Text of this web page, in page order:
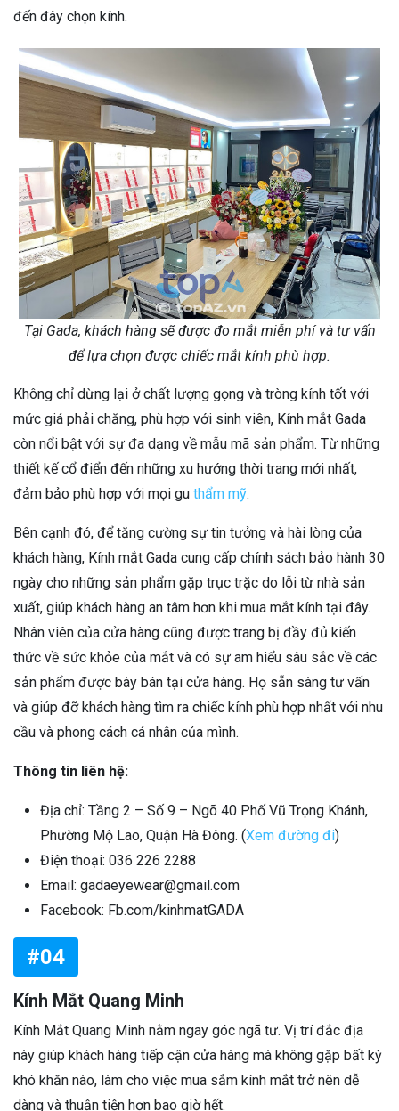
đến đây chọn kính.
Tại Gada, khách hàng sẽ được đo mắt miễn phí và tư vấn
để lựa chọn được chiếc mắt kính phù hợp.
Không chỉ dừng lại ở chất lượng gọng và tròng kính tốt với
mức giá phải chăng, phù hợp với sinh viên, Kính mắt Gada
còn nổi bật với sự đa dạng về mẫu mã sản phẩm. Từ những
thiết kế cổ điển đến những xu hướng thời trang mới nhất,
đảm bảo phù hợp với mọi gu thẩm mỹ.
Bên cạnh đó, để tăng cường sự tin tưởng và hài lòng của
khách hàng, Kính mắt Gada cung cấp chính sách bảo hành 30
ngày cho những sản phẩm gặp trục trặc do lỗi từ nhà sản
xuất, giúp khách hàng an tâm hơn khi mua mắt kính tại đây.
Nhân viên của cửa hàng cũng được trang bị đầy đủ kiến
thức về sức khỏe của mắt và có sự am hiểu sâu sắc về các
sản phẩm được bày bán tại cửa hàng. Họ sẵn sàng tư vấn
và giúp đỡ khách hàng tìm ra chiếc kính phù hợp nhất với nhu
cầu và phong cách cá nhân của mình.
Thông tin liên hệ:
Địa chỉ: Tầng 2 – Số 9 – Ngõ 40 Phố Vũ Trọng Khánh,
Phường Mộ Lao, Quận Hà Đông. (Xem đường đi)
Điện thoại: 036 226 2288
Email: gadaeyewear@gmail.com
Facebook: Fb.com/kinhmatGADA
#04
Kính Mắt Quang Minh
Kính Mắt Quang Minh nằm ngay góc ngã tư. Vị trí đắc địa
này giúp khách hàng tiếp cận cửa hàng mà không gặp bất kỳ
khó khăn nào, làm cho việc mua sắm kính mắt trở nên dễ
dàng và thuận tiện hơn bao giờ hết.